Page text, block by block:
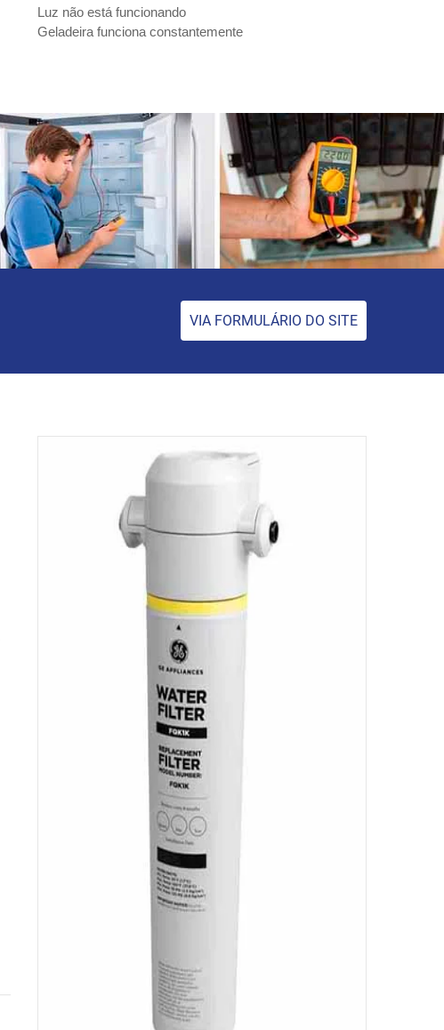
Luz não está funcionando
Geladeira funciona constantemente
VIA FORMULÁRIO DO SITE